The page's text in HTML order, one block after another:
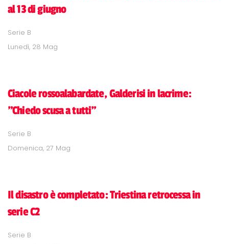
al 13 di giugno
Serie B
Lunedì, 28 Mag
Ciacole rossoalabardate, Galderisi in lacrime:
"Chiedo scusa a tutti"
Serie B
Domenica, 27 Mag
Il disastro è completato: Triestina retrocessa in
serie C2
Serie B